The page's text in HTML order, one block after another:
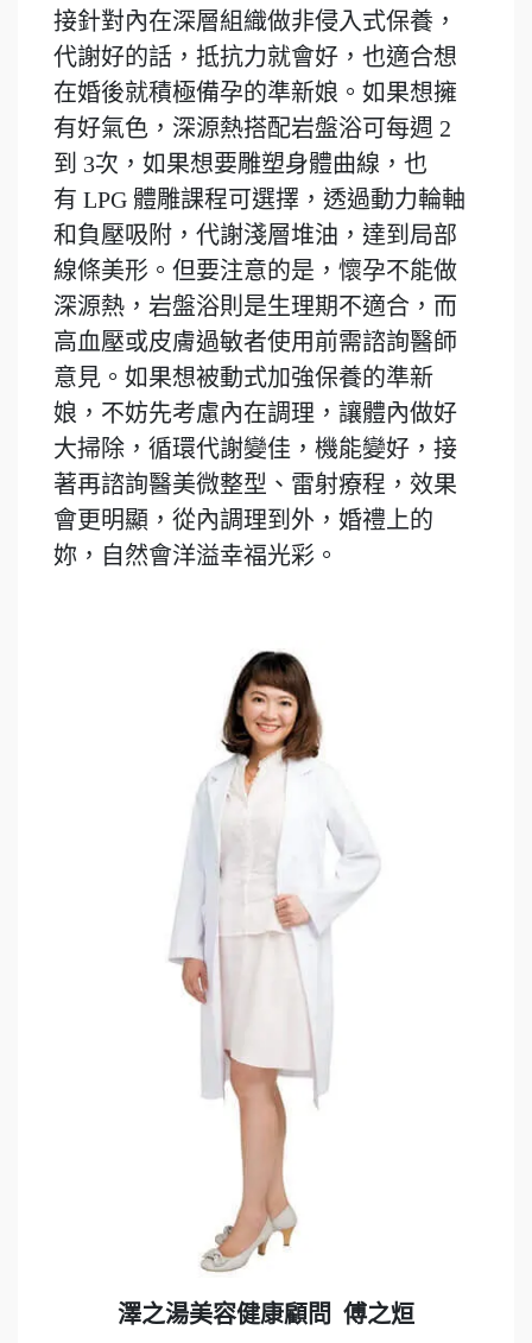
接針對內在深層組織做非侵入式保養，
代謝好的話，抵抗力就會好，也適合想
在婚後就積極備孕的準新娘。如果想擁
有好氣色，深源熱搭配岩盤浴可每週 2
到 3次，如果想要雕塑身體曲線，也
有 LPG 體雕課程可選擇，透過動力輪軸
和負壓吸附，代謝淺層堆油，達到局部
線條美形。但要注意的是，懷孕不能做
深源熱，岩盤浴則是生理期不適合，而
高血壓或皮膚過敏者使用前需諮詢醫師
意見。如果想被動式加強保養的準新
娘，不妨先考慮內在調理，讓體內做好
大掃除，循環代謝變佳，機能變好，接
著再諮詢醫美微整型、雷射療程，效果
會更明顯，從內調理到外，婚禮上的
妳，自然會洋溢幸福光彩。
澤之湯美容健康顧問 傅之烜